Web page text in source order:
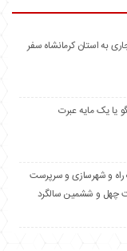
به استان کرمانشاه سفر
یک مایه عبرت
راه و شهرسازی و سرپرست
چهل و ششمین سالگرد